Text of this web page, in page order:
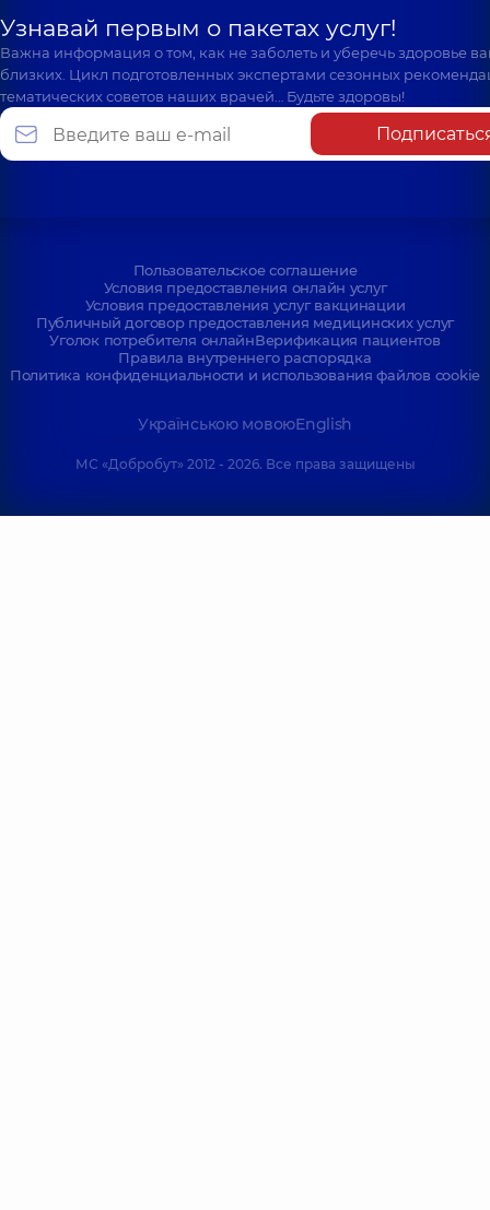
Узнавай первым о пакетах услуг!
Важна информация о том, как не заболеть и уберечь здоровье
близких. Цикл подготовленных экспертами сезонных
тематических советов наших врачей… Будьте здоровы!
Пользовательское соглашение
Условия предоставления онлайн услуг
Условия предоставления услуг вакцинации
Публичный договор предоставления медицинских услуг
Уголок потребителя онлайнВерификация пациентов
Правила внутреннего распорядка
Политика конфиденциальности и использования файлов cookie
Українською мовоюEnglish
МС «Добробут» 2012 - 2026. Все права защищены